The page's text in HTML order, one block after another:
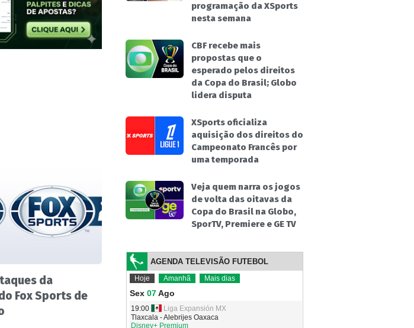
da
Fox Sports de
programação da XSports
nesta semana
CBF recebe mais
propostas que o
esperado pelos direitos
da Copa do Brasil; Globo
lidera disputa
XSports oficializa
aquisição dos direitos do
Campeonato Francês por
uma temporada
Veja quem narra os jogos
de volta das oitavas da
Copa do Brasil na Globo,
SporTV, Premiere e GE TV